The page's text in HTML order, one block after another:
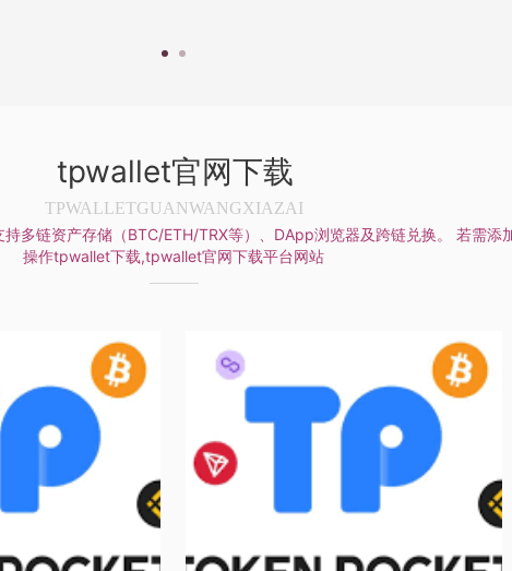
tpwallet官网下载
TPWALLETGUANWANGXIAZAI
多链资产存储（BTC/ETH/TRX等）、DApp浏览器及跨链兑换。 若需添
操作tpwallet下载,tpwallet官网下载平台网站